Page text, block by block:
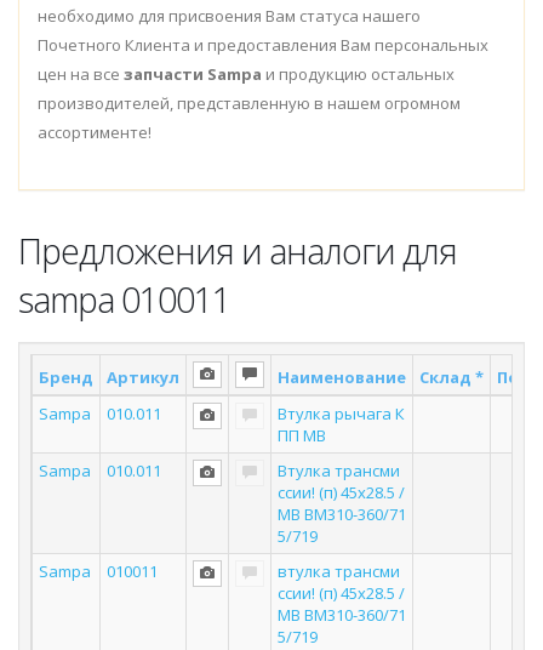
необходимо для присвоения Вам статуса нашего
Почетного Клиента и предоставления Вам персональных
цен на все запчасти Sampa и продукцию остальных
производителей, представленную в нашем огромном
ассортименте!
Предложения и аналоги для
sampa 010011
Бренд Артикул Наименование Склад *
Sampa
010.011
Втулка рычага К
ПП MB
Sampa 010.011
Втулка трансми
ссии! (п) 45x28.5 /
MB BM310-360/71
5/719
Sampa 010011
втулка трансми
ссии! (п) 45x28.5 /
MB BM310-360/71
5/719